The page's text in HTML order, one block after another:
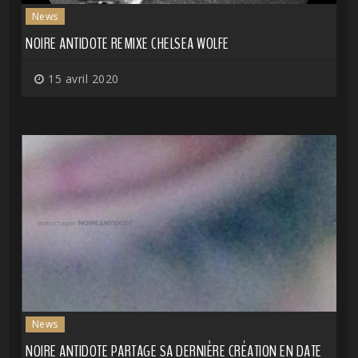
News
NOIRE ANTIDOTE REMIXE CHELSEA WOLFE
15 avril 2020
News
NOIRE ANTIDOTE PARTAGE SA DERNIÈRE CRÉATION EN DATE